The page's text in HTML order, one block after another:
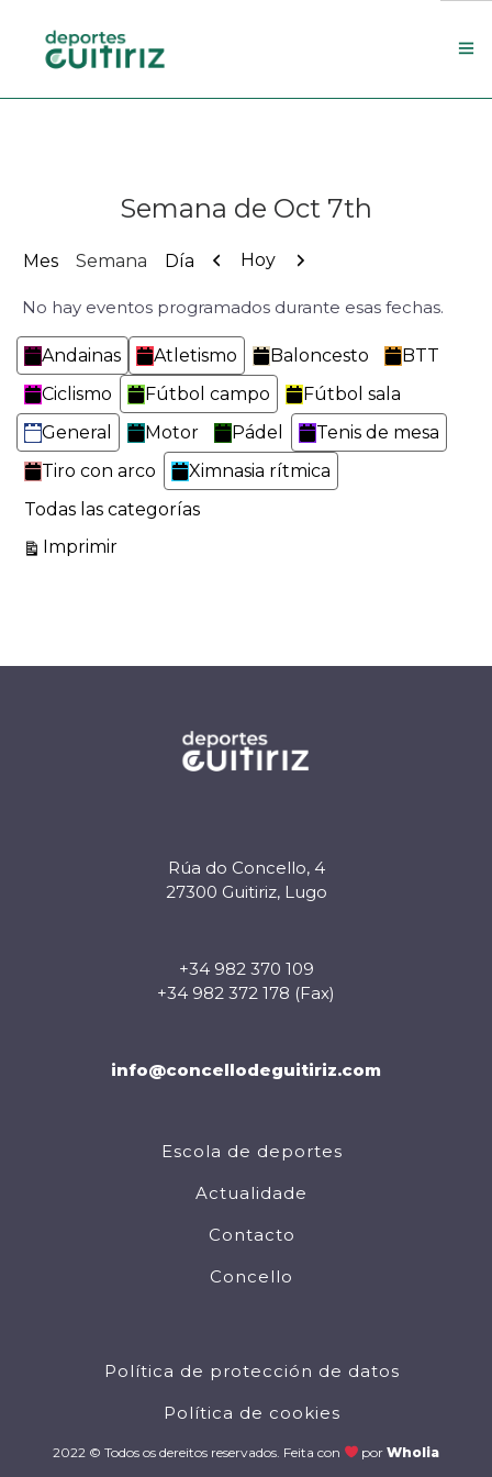
Search Site
Semana de Oct 7th
Mes Semana Día Anterior
Hoy Siguiente
No hay eventos programados durante esas fechas.
Categorías
Andainas Atletismo Baloncesto
BTT
Ciclismo
Fútbol campo
Fútbol sala
General
Motor Pádel
Tenis de mesa
Tiro con arco
Ximnasia rítmica
Todas las categorías
ImprimirVistas
Rúa do Concello, 4
27300 Guitiriz, Lugo
+34 982 370 109
+34 982 372 178 (Fax)
info@concellodeguitiriz.com
Escola de deportes
Actualidade
Contacto
Concello
Política de protección de datos
Política de cookies
2022 © Todos os dereitos reservados. Feita con porWholia